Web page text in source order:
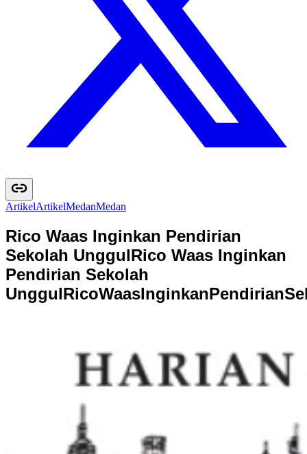
ArtikelArtikelMedanMedan
Rico Waas Inginkan Pendirian
Sekolah UnggulRico Waas Inginkan
Pendirian Sekolah
UnggulRicoWaasInginkanPendirianSe